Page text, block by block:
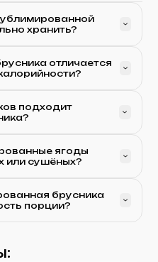
хранить?
отличается
подходит
ягоды
или сушёных?
брусника
порции?